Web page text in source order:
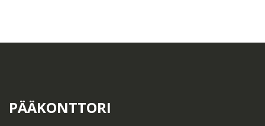
PÄÄKONTTORI